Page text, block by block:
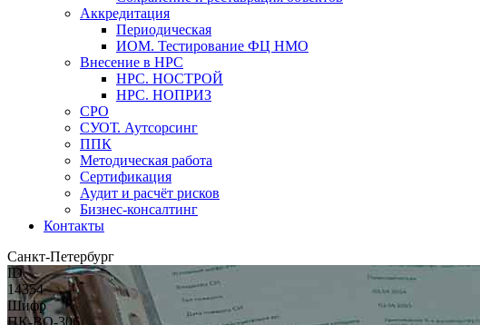
Аккредитация
Периодическая
ИОМ. Тестирование ФЦ НМО
Внесение в НРС
НРС. НОСТРОЙ
НРС. НОПРИЗ
СРО
СУОТ. Аутсорсинг
ППК
Методическая работа
Сертификация
Аудит и расчёт рисков
Бизнес-консалтинг
Контакты
Санкт-Петербург
ID
14354
Шифр
ПК-ВО-306